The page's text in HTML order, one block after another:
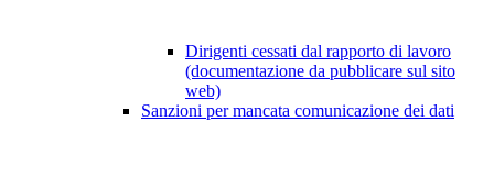
Dirigenti cessati dal rapporto di lavoro
(documentazione da pubblicare sul sito
web)
Sanzioni per mancata comunicazione dei dati